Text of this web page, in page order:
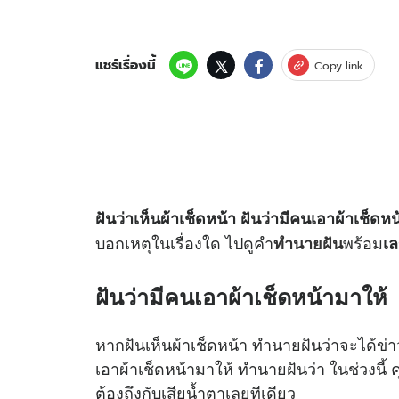
แชร์เรื่องนี้ Copy link
ฝันว่าเห็นผ้าเช็ดหน้า ฝันว่ามีคนเอาผ้าเช็ดห
บอกเหตุในเรื่องใด ไปดูคำทำนายฝันพร้อมเ
ฝันว่ามีคนเอาผ้าเช็ดหน้ามาให้
หากฝันเห็นผ้าเช็ดหน้า ทำนายฝันว่าจะได้
เอาผ้าเช็ดหน้ามาให้ ทำนายฝันว่า ในช่วง
ต้องถึงกับเสียน้ำตาเลยทีเดียว